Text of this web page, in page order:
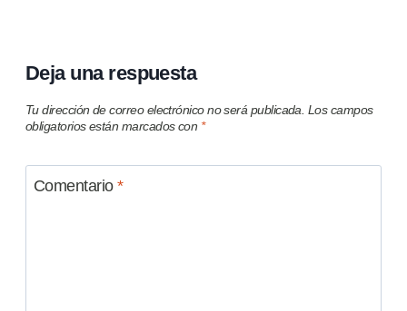
Deja una respuesta
Tu dirección de correo electrónico no será publicada. Los campos
obligatorios están marcados con *
Comentario*